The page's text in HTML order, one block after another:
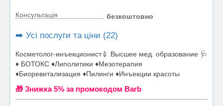
Консультація безкоштовно
➡️ Усі послуги та ціни (22)
Косметолог-инъекционист💉 Высшее мед. образование 🩺
♦️ БОТОКС ♦️Липолитики ♦️Мезотерапия
♦️Биоревитализация ♦️Пилинги ♦️Инъекции красоты
🎁 Знижка 5% за промокодом Barb